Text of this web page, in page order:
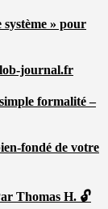
» pour
journal.fr
formalité –
fondé de votre
Thomas H. 🔓